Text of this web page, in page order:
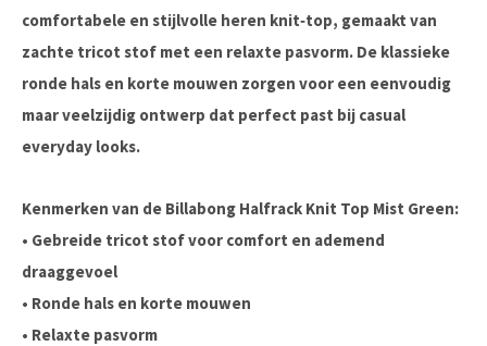
comfortabele en stijlvolle heren knit‑top, gemaakt van
zachte tricot stof met een relaxte pasvorm. De klassieke
ronde hals en korte mouwen zorgen voor een eenvoudig
maar veelzijdig ontwerp dat perfect past bij casual
everyday looks.
Kenmerken van de Billabong Halfrack Knit Top Mist Green:
• Gebreide tricot stofvoor comfort en ademend
draaggevoel
• Ronde hals en korte mouwen
• Relaxte pasvorm